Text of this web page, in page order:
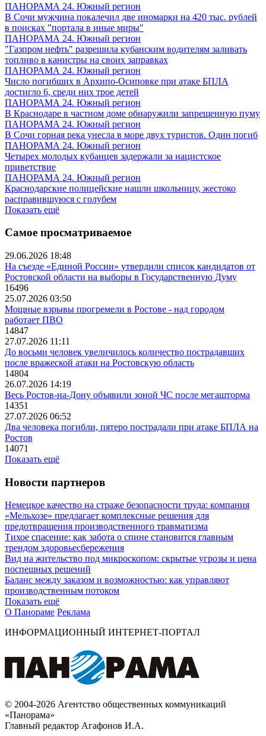
ПАНОРАМА 24. Южный регион
В Сочи мужчина покалечил две иномарки на 420 тыс. рублей
в поисках "портала в иные миры"
ПАНОРАМА 24. Южный регион
"Газпром нефть" разрешила кубанским водителям заливать
топливо в канистры на своих заправках
ПАНОРАМА 24. Южный регион
Число погибших в Архипо-Осиповке при атаке БПЛА
достигло 6, среди них трое детей
ПАНОРАМА 24. Южный регион
В Краснодаре в частном доме обнаружили запрещенную пуму
ПАНОРАМА 24. Южный регион
В Сочи горная река унесла в море двух туристов. Один погиб
ПАНОРАМА 24. Южный регион
Четырех молодых кубанцев задержали за нацистское
приветствие
ПАНОРАМА 24. Южный регион
Краснодарские полицейские нашли школьницу, жестоко
расправившуюся с голубем
Показать ещё
Самое просматриваемое
29.06.2026 18:48
На съезде «Единой России» утвердили список кандидатов от
Ростовской области на выборы в Государственную Думу
16496
25.07.2026 03:50
Мощные взрывы прогремели в Ростове - над городом
работает ПВО
14847
27.07.2026 11:11
До восьми человек увеличилось количество пострадавших
после вражеской атаки на Ростовскую область
14804
26.07.2026 14:19
Весь Ростов-на-Дону объявили зоной ЧС после мегашторма
14351
27.07.2026 06:52
Два человека погибли, пятеро пострадали при атаке БПЛА на
Ростов
14071
Показать ещё
Новости партнеров
Немецкое качество на страже безопасности труда: компания
«Мельхозе» предлагает комплексные решения для
предотвращения производственного травматизма
Тихое спасение: как забота о спине становится главным
трендом здоровьесбережения
Вид на жительство под микроскопом: скрытые угрозы и цена
поспешных решений
Баланс между заказом и возможностью: как управляют
производственным потоком
Показать ещё
О Панораме Реклама
ИНФОРМАЦИОННЫЙ ИНТЕРНЕТ-ПОРТАЛ
© 2004-2026 Агентство общественных коммуникаций
«Панорама»
Главный редактор Агафонов И.А.